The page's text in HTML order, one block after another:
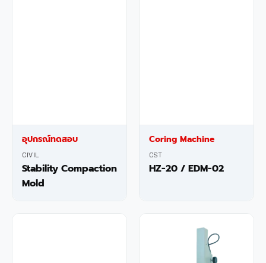
อุปกรณ์ทดสอบ
CIVIL
Stability Compaction
Mold
Coring Machine
CST
HZ-20 / EDM-02